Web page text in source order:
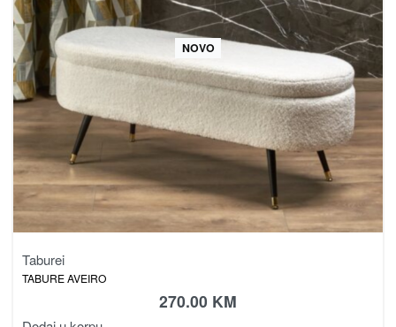
NOVO
Taburei
TABURE AVEIRO
270.00 KM